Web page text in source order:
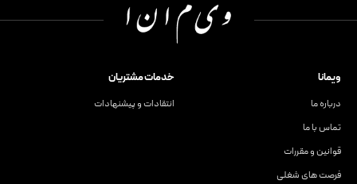
ویمانا
درباره ما
تماس با ما
قوانین و مقررات
فرصت های شغلی
خدمات مشتریان
انتقادات و پیشنهادات